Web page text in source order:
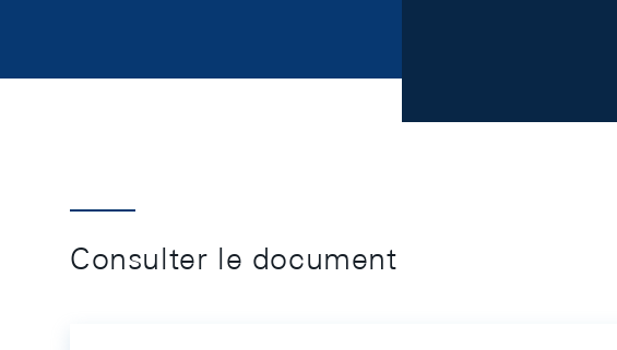
Consulter le document